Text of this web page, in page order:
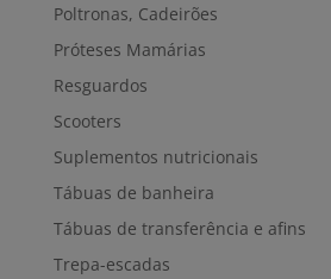
Poltronas, Cadeirões
Próteses Mamárias
Resguardos
Scooters
Suplementos nutricionais
Tábuas de banheira
Tábuas de transferência e afins
Trepa-escadas